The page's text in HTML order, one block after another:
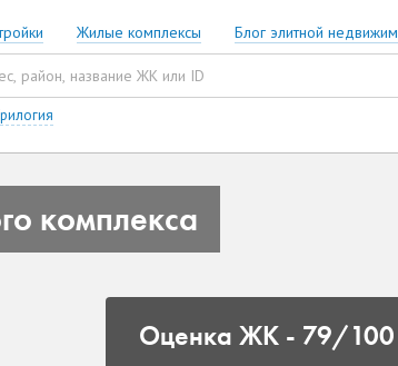
Жилые комплексы Блог элитной
комплекса
Оценка ЖК - 79/100